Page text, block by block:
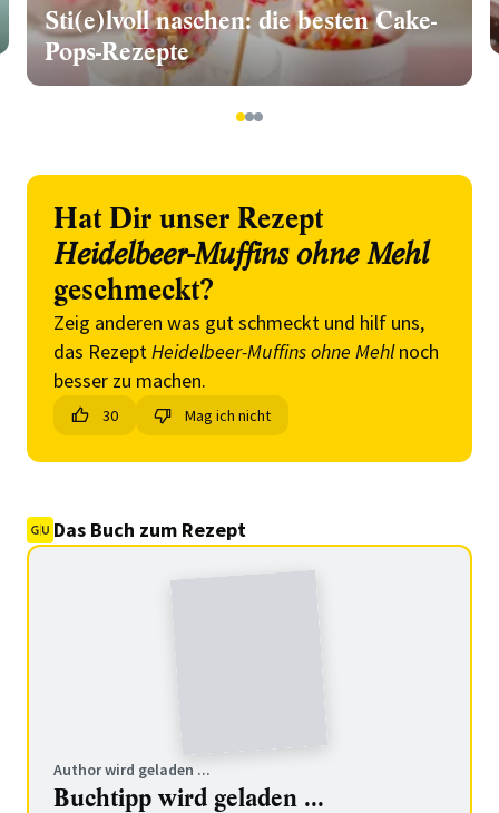
Sti(e)lvoll naschen: die besten Cake-
Pops-Rezepte
123
Hat Dir unser Rezept
Heidelbeer-Muffins ohne Mehl
geschmeckt?
Zeig anderen was gut schmeckt und hilf uns,
das RezeptHeidelbeer-Muffins ohne Mehlnoch
besser zu machen.
30 Mag ich nicht
Das Buch zum Rezept
Author wird geladen ...
Buchtipp wird geladen ...